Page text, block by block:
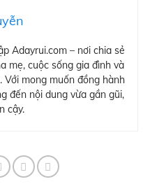
Adayrui.com – nơi chia sẻ
mẹ, cuộc sống gia đình và
Với mong muốn đồng hành
đến nội dung vừa gần gũi,
cậy.